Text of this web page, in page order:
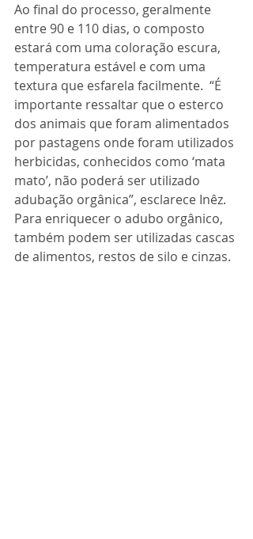
Ao final do processo, geralmente
entre 90 e 110 dias, o composto
estará com uma coloração escura,
temperatura estável e com uma
textura que esfarela facilmente.  “É
importante ressaltar que o esterco
dos animais que foram alimentados
por pastagens onde foram utilizados
herbicidas, conhecidos como ‘mata
mato’, não poderá ser utilizado
adubação orgânica”, esclarece Inêz.
Para enriquecer o adubo orgânico,
também podem ser utilizadas cascas
de alimentos, restos de silo e cinzas.